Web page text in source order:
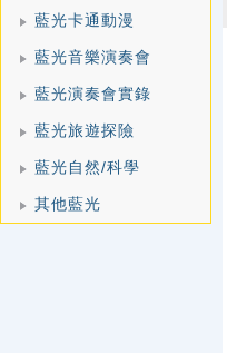
藍光卡通動漫
藍光音樂演奏會
藍光演奏會實錄
藍光旅遊探險
藍光自然/科學
其他藍光